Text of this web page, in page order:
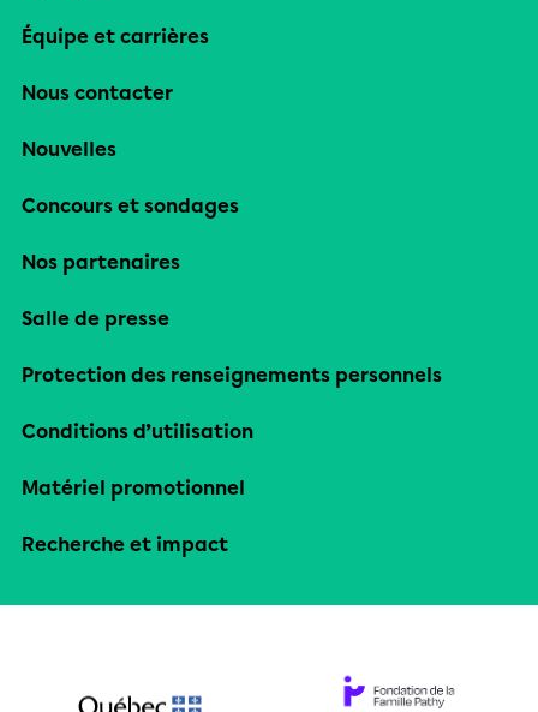
Équipe et carrières
Nous contacter
Nouvelles
Concours et sondages
Nos partenaires
Salle de presse
Protection des renseignements personnels
Conditions d’utilisation
Matériel promotionnel
Recherche et impact